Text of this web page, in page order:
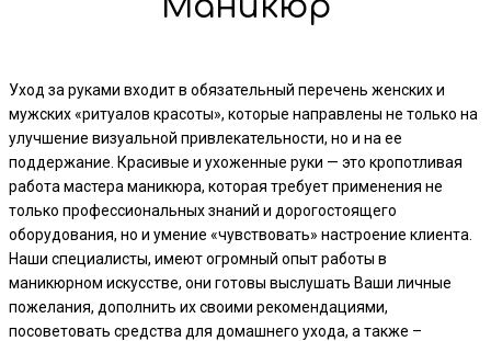
Уход за руками входит в обязательный перечень женских и
мужских «ритуалов красоты», которые направлены не только на
улучшение визуальной привлекательности, но и на ее
поддержание. Красивые и ухоженные руки — это кропотливая
работа мастера маникюра, которая требует применения не
только профессиональных знаний и дорогостоящего
оборудования, но и умение «чувствовать» настроение клиента.
Наши специалисты, имеют огромный опыт работы в
маникюрном искусстве, они готовы выслушать Ваши личные
пожелания, дополнить их своими рекомендациями,
посоветовать средства для домашнего ухода, а также –